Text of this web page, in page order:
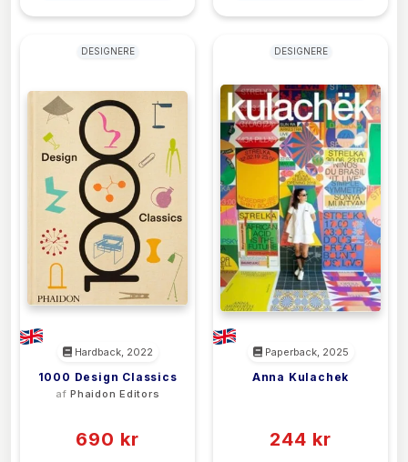
DESIGNERE
Hardback, 2022
1000 Design Classics
af Phaidon Editors
690 kr
DESIGNERE
Paperback, 2025
Anna Kulachek
244 kr